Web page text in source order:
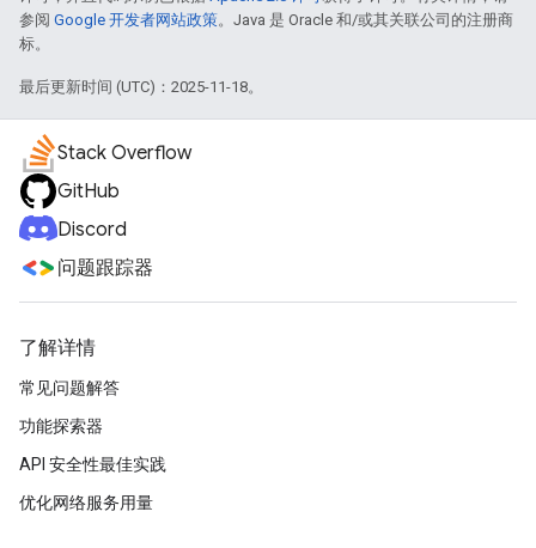
参阅 Google 开发者网站政策。Java 是 Oracle 和/或其关联公司的注册商
标。
最后更新时间 (UTC)：2025-11-18。
Stack Overflow
GitHub
Discord
问题跟踪器
了解详情
常见问题解答
功能探索器
API 安全性最佳实践
优化网络服务用量